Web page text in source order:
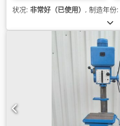
状况: 非常好（已使用） , 制造年份: